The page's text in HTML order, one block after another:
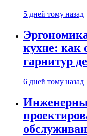
5 дней тому назад
кухне: как
гарнитур
6 дней тому назад